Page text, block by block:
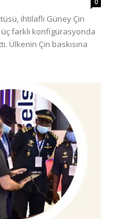
0
ihtilaflı Güney Çin
farklı konfigürasyonda
Ülkenin Çin baskısına